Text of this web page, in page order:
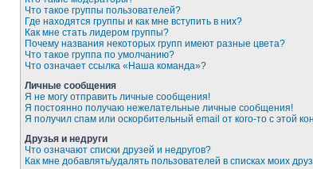
Что такое группы пользователей?
Где находятся группы и как мне вступить в них?
Как мне стать лидером группы?
Почему названия некоторых групп имеют разные цвета?
Что такое группа по умолчанию?
Что означает ссылка «Наша команда»?
Личные сообщения
Я не могу отправить личные сообщения!
Я постоянно получаю нежелательные личные сообщения!
Я получил спам или оскорбительный email от кого-то с этой
Друзья и недруги
Что означают списки друзей и недругов?
Как мне добавлять/удалять пользователей в списках моих